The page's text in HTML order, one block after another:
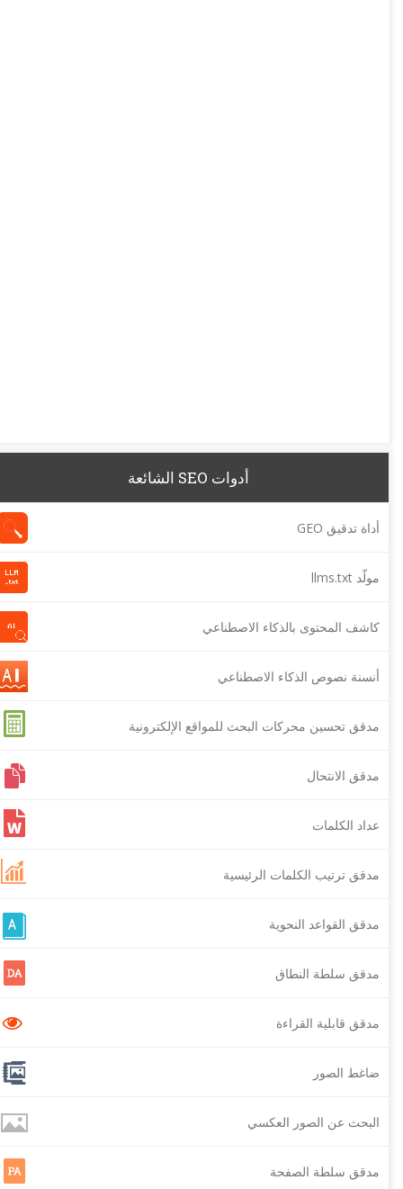
أدوات SEO الشائعة
أداة تدقيق GEO
مولّد llms.txt
كاشف المحتوى بالذكاء الاصطناعي
أنسنة نصوص الذكاء الاصطناعي
مدقق تحسين محركات البحث للمواقع الإلكترونية
مدقق الانتحال
عداد الكلمات
مدقق ترتيب الكلمات الرئيسية
مدقق القواعد النحوية
مدقق سلطة النطاق
مدقق قابلية القراءة
ضاغط الصور
البحث عن الصور العكسي
مدقق سلطة الصفحة